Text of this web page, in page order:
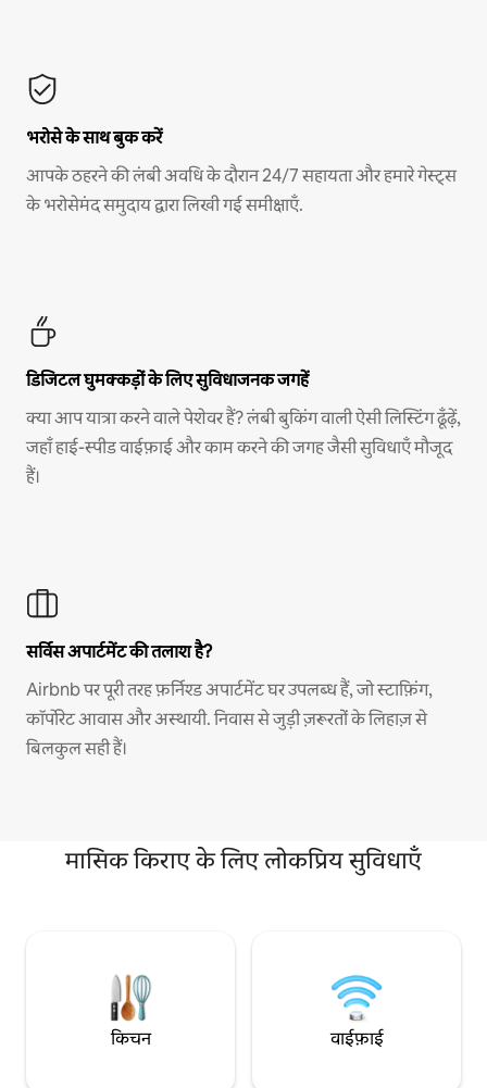
भरोसे के साथ बुक करें
आपके ठहरने की लंबी अवधि के दौरान 24/7 सहायता और हमारे गेस्ट्स
के भरोसेमंद समुदाय द्वारा लिखी गई समीक्षाएँ.
डिजिटल घुमक्कड़ों के लिए सुविधाजनक जगहें
क्या आप यात्रा करने वाले पेशेवर हैं? लंबी बुकिंग वाली ऐसी लिस्टिंग ढूँढ़ें,
जहाँ हाई-स्पीड वाईफ़ाई और काम करने की जगह जैसी सुविधाएँ मौजूद
हैं।
सर्विस अपार्टमेंट की तलाश है?
Airbnb पर पूरी तरह फ़र्निश्ड अपार्टमेंट घर उपलब्ध हैं, जो स्टाफ़िंग,
कॉर्पोरेट आवास और अस्थायी. निवास से जुड़ी ज़रूरतों के लिहाज़ से
बिलकुल सही हैं।
मासिक किराए के लिए लोकप्रिय सुविधाएँ
किचन वाईफ़ाई